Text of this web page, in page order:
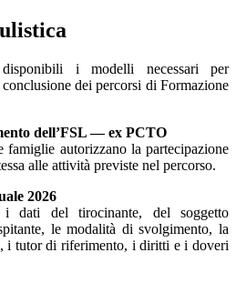
i modelli necessari per
dei percorsi di Formazione
dell’FSL — ex PCTO
autorizzano la partecipazione
alle attività previste nel percorso.
2026
i dati del tirocinante, del soggetto
le modalità di svolgimento, la
i tutor di riferimento, i diritti e i doveri